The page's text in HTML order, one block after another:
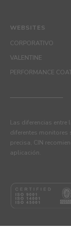
WEBSITES
CORPORATIVO
VALENTINE
PERFORMANCE
Las diferencias
diferentes monitores
precisa, CIN
aplicación.